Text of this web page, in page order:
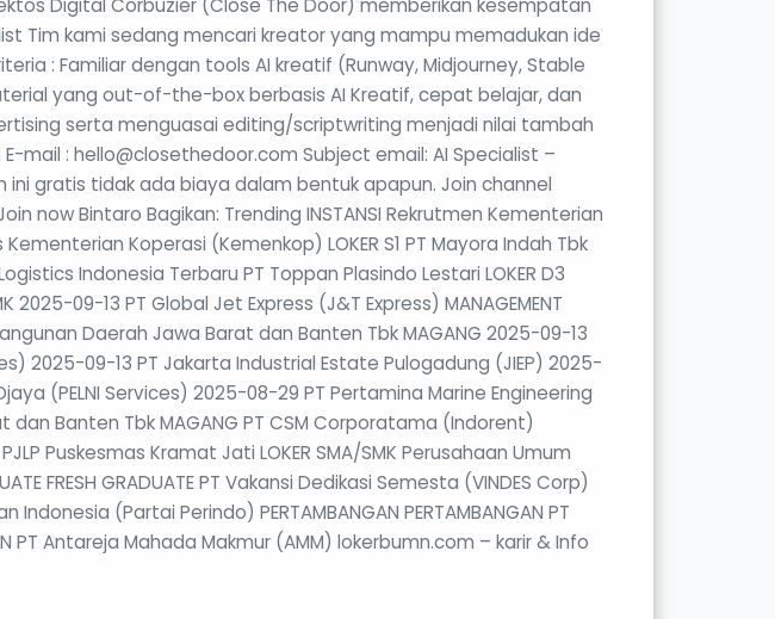
Digital Corbuzier (Close The Door) memberikan kesempatan
Tim kami sedang mencari kreator yang mampu memadukan ide
: Familiar dengan tools AI kreatif (Runway, Midjourney, Stable
yang out-of-the-box berbasis AI Kreatif, cepat belajar, dan
serta menguasai editing/scriptwriting menjadi nilai tambah
mail : hello@closethedoor.com Subject email: AI Specialist –
gratis tidak ada biaya dalam bentuk apapun. Join channel
now Bintaro Bagikan: Trending INSTANSI Rekrutmen Kementerian
Koperasi (Kemenkop) LOKER S1 PT Mayora Indah Tbk
Indonesia Terbaru PT Toppan Plasindo Lestari LOKER D3
09-13 PT Global Jet Express (J&T Express) MANAGEMENT
Daerah Jawa Barat dan Banten Tbk MAGANG 2025-09-13
2025-09-13 PT Jakarta Industrial Estate Pulogadung (JIEP) 2025-
(PELNI Services) 2025-08-29 PT Pertamina Marine Engineering
dan Banten Tbk MAGANG PT CSM Corporatama (Indorent)
Puskesmas Kramat Jati LOKER SMA/SMK Perusahaan Umum
FRESH GRADUATE PT Vakansi Dedikasi Semesta (VINDES Corp)
Indonesia (Partai Perindo) PERTAMBANGAN PERTAMBANGAN PT
PT Antareja Mahada Makmur (AMM) lokerbumn.com – karir & Info